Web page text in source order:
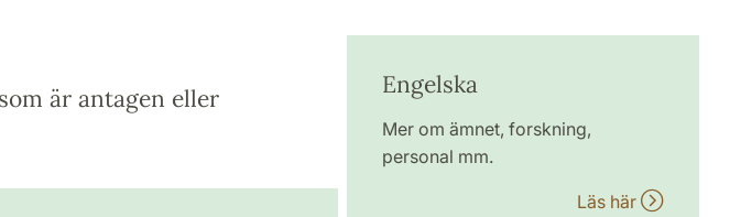
är antagen eller
Engelska
Mer om ämnet, forskning,
personal mm.
Läs här